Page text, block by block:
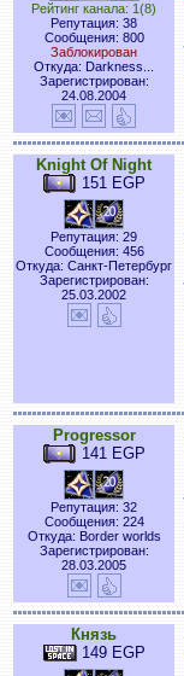
Рейтинг канала: 1(8)
Репутация: 38
Сообщения: 800
Заблокирован
Откуда: Darkness...
Зарегистрирован:
24.08.2004
Knight Of Night
151 EGP
Репутация: 29
Сообщения: 456
Откуда: Санкт-Петербург
Зарегистрирован:
25.03.2002
Progressor
141 EGP
Репутация: 32
Сообщения: 224
Откуда: Border worlds
Зарегистрирован:
28.03.2005
Князь
149 EGP